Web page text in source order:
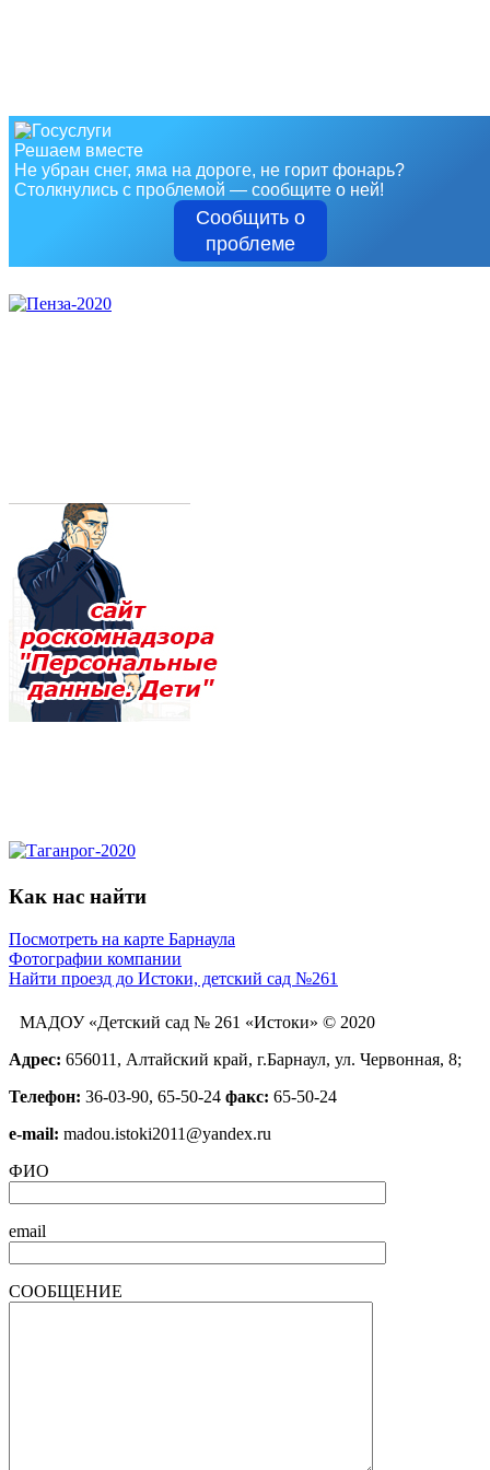
Решаем вместе
Не убран снег, яма на дороге, не горит фонарь?
Столкнулись с проблемой — сообщите о ней!
Сообщить о
проблеме
Как нас найти
Посмотреть на карте Барнаула
Фотографии компании
Найти проезд до Истоки, детский сад №261
МАДОУ «Детский сад № 261 «Истоки» © 2020
Адрес: 656011, Алтайский край, г.Барнаул, ул. Червонная, 8;
Телефон: 36-03-90, 65-50-24 факс: 65-50-24
е-mail: madou.istoki2011@yandex.ru
ФИО
email
СООБЩЕНИЕ